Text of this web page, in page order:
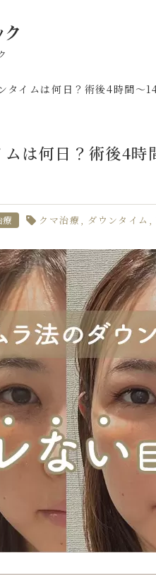
タイムは何日？術後4時間〜
は何日？術後4
療 クマ治療 ダウンタイム